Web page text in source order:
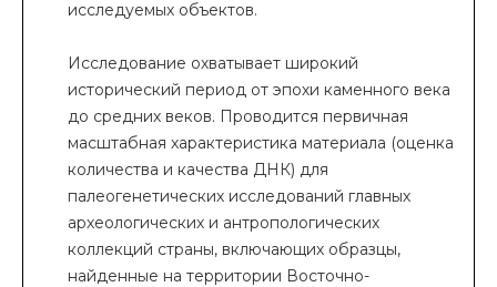
исследуемых объектов.
Исследование охватывает широкий
исторический период от эпохи каменного века
до средних веков. Проводится первичная
масштабная характеристика материала (оценка
количества и качества ДНК) для
палеогенетических исследований главных
археологических и антропологических
коллекций страны, включающих образцы,
найденные на территории Восточно-